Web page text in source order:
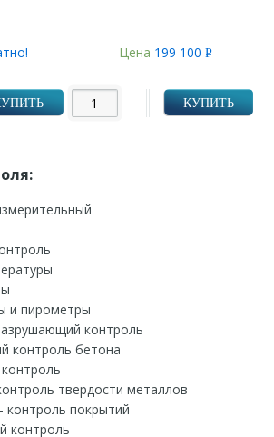
Цена 199 100Р
КУПИТЬ
и пирометры
контроль
контроль бетона
твердости металлов
покрытий
контроль